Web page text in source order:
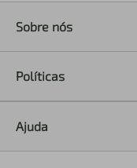
Sobre nós
Políticas
Ajuda